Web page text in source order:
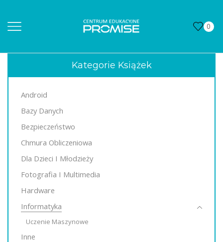
0
Kategorie Książek
Android
Bazy Danych
Bezpieczeństwo
Chmura Obliczeniowa
Dla Dzieci I Młodzieży
Fotografia I Multimedia
Hardware
Informatyka
Uczenie Maszynowe
Inne